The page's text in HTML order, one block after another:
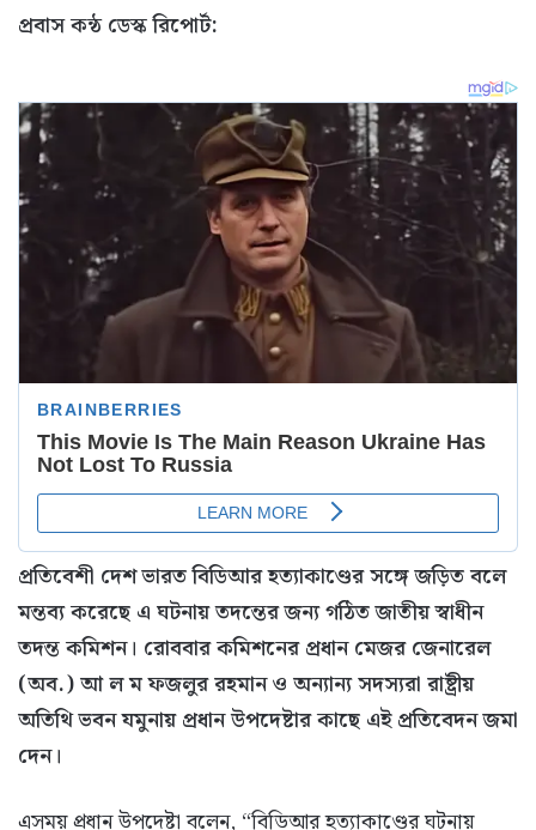
প্রবাস কন্ঠ ডেস্ক রিপোর্ট:
প্রতিবেশী দেশ ভারত বিডিআর হত্যাকাণ্ডের সঙ্গে জড়িত বলে
মন্তব্য করেছে এ ঘটনায় তদন্তের জন্য গঠিত জাতীয় স্বাধীন
তদন্ত কমিশন। রোববার কমিশনের প্রধান মেজর জেনারেল
(অব.) আ ল ম ফজলুর রহমান ও অন্যান্য সদস্যরা রাষ্ট্রীয়
অতিথি ভবন যমুনায় প্রধান উপদেষ্টার কাছে এই প্রতিবেদন জমা
দেন।
এসময় প্রধান উপদেষ্টা বলেন, “বিডিআর হত্যাকাণ্ডের ঘটনায়